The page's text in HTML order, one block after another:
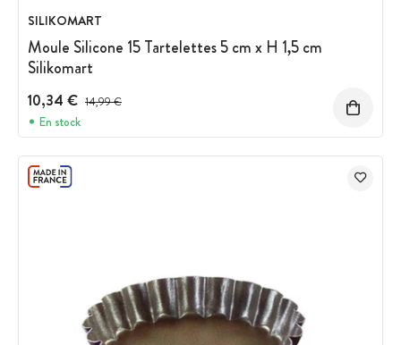
SILIKOMART
Moule Silicone 15 Tartelettes 5 cm x H 1,5 cm
Silikomart
10,34 € Prix avant réduction :
14,99 €
En stock